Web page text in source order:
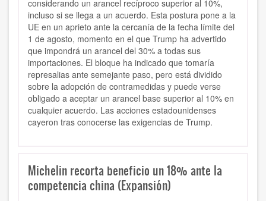
considerando un arancel recíproco superior al 10%,
incluso si se llega a un acuerdo. Esta postura pone a la
UE en un aprieto ante la cercanía de la fecha límite del
1 de agosto, momento en el que Trump ha advertido
que impondrá un arancel del 30% a todas sus
importaciones. El bloque ha indicado que tomaría
represalias ante semejante paso, pero está dividido
sobre la adopción de contramedidas y puede verse
obligado a aceptar un arancel base superior al 10% en
cualquier acuerdo. Las acciones estadounidenses
cayeron tras conocerse las exigencias de Trump.
Michelin recorta beneficio un 18% ante la
competencia china (Expansión)